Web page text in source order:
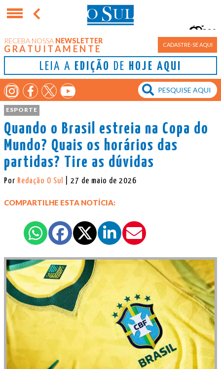
RECEBA NOSSA NEWSLETTER
GRATUITAMENTE CADASTRE-SE AQUI
LEIA A EDIÇÃO DE HOJE AQUI
Porto Alegre
9°
ESPORTE
Quando o Brasil estreia na Copa do
Mundo? Quais os horários das
partidas? Tire as dúvidas
Por Redação O Sul | 27 de maio de 2026
COMPARTILHE ESTA NOTÍCIA: